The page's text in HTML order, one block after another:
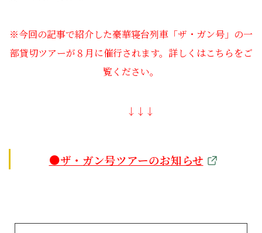
※今回の記事で紹介した豪華寝台列車「ザ・ガン号」の一
部貸切ツアーが８月に催行されます。詳しくはこちらをご
覧ください。
↓↓↓
●ザ・ガン号ツアーのお知らせ